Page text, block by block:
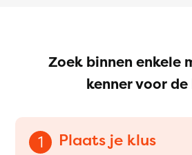
Zoek binnen enkele
kenner voor de
1 Plaats je klus